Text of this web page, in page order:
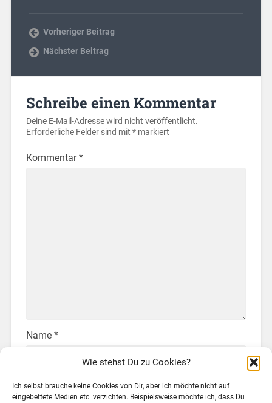
Wie stehst Du zu Cookies?
Ich selbst brauche keine Cookies von Dir, aber ich möchte nicht auf
eingebettete Medien etc. verzichten. Beispielsweise möchte ich, dass Du
Vorheriger Beitrag
Nächster Beitrag
Schreibe einen Kommentar
Deine E-Mail-Adresse wird nicht veröffentlicht.
Erforderliche Felder sind mit *markiert
Kommentar*
Name *
E-Mail-Adresse *